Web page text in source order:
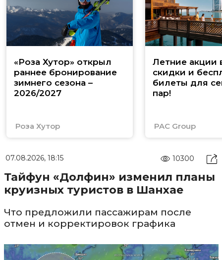
«Роза Хутор» открыл
раннее бронирование
зимнего сезона –
2026/2027
Роза Хутор
Летние акции
скидки и
билеты для
пар!
PAC Group
07.08.2026, 18:15 10300
Тайфун «Долфин» изменил планы
круизных туристов в Шанхае
Что предложили пассажирам после
отмен и корректировок графика